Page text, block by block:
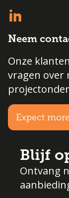
Neem
Onze
vragen over
Expect more
Blijf
Ontvang